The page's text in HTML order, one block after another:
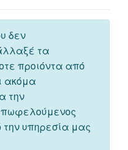
δεν
τα
προιόντα από
ακόμα
την
υπηρεσία μας